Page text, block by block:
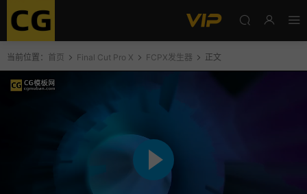
当前位置： 首页 Final Cut Pro X FCPX发生器 正文